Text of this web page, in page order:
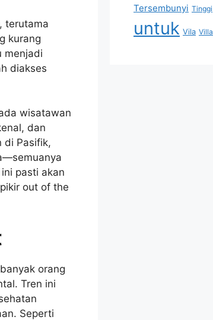
terutama
kurang
menjadi
diakses
wisatawan
dan
di Pasifik,
pasti akan
out of the
orang
Tren ini
Seperti
Tersembunyi Tinggi
untuk Vila Villa